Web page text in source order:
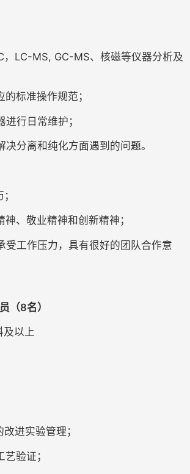
，LC-MS, GC-MS、核磁等仪器分析及
标准操作规范；
行日常维护；
分离和纯化方面遇到的问题。
、敬业精神和创新精神；
受工作压力，具有很好的团队合作意
（8名）
及以上
进实验管理；
验证；